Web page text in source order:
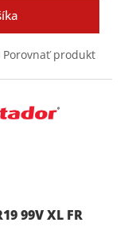
Porovnať produkt
99V XL FR